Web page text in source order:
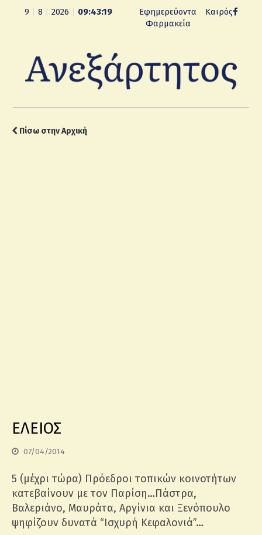
9 8 2026 09:43:20
Εφημερεύοντα
Φαρμακεία
Καιρός
Πίσω στην Αρχική
ΕΛΕΙΟΣ
07/04/2014
5 (μέχρι τώρα) Πρόεδροι τοπικών κοινοτήτων
κατεβαίνουν με τον Παρίση…Πάστρα,
Βαλεριάνο, Μαυράτα, Αργίνια και Ξενόπουλο
ψηφίζουν δυνατά “Ισχυρή Κεφαλονιά”…